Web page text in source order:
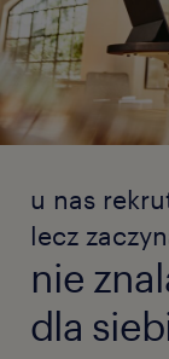
u nas
lecz
nie
dla